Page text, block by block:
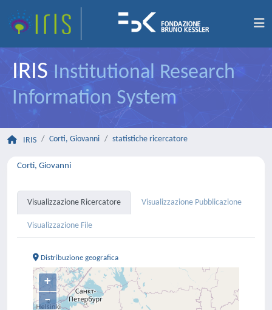
IRIS Institutional Research
Information System
IRIS Corti, Giovanni statistiche ricercatore
Corti, Giovanni
Visualizzazione Ricercatore Visualizzazione Pubblicazione
Visualizzazione File
Distribuzione geografica
+
–